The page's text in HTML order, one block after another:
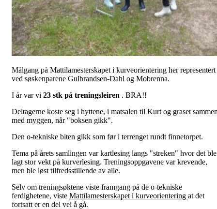
Målgang på Mattilamesterskapet i kurveorientering her representert
ved søskenparene Gulbrandsen-Dahl og Mobrenna.
I år var vi 23 stk på treningsleiren . BRA!!
Deltagerne koste seg i hyttene, i matsalen til Kurt og graset
med myggen, når "boksen gikk".
Den o-tekniske biten gikk som før i terrenget rundt finnetorpet.
Tema på årets samlingen var kartlesing langs "streken" hvor det ble
lagt stor vekt på kurverlesing. Treningsoppgavene var krevende,
men ble løst tilfredsstillende av alle.
Selv om treningsøktene viste framgang på de o-tekniske
ferdighetene, viste Mattilamesterskapet i kurveorientering at det
fortsatt er en del vei å gå.